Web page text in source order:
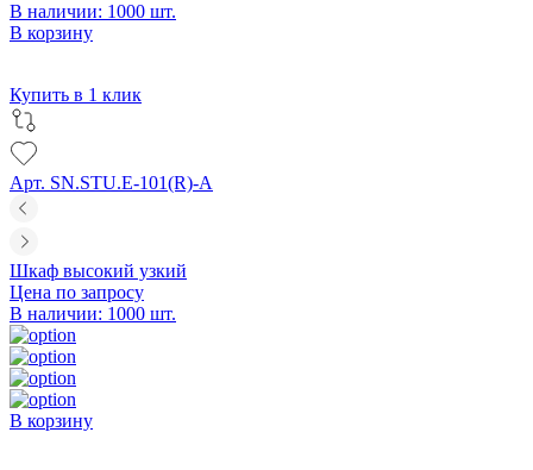
В наличии: 1000 шт.
В корзину
Купить в 1 клик
Арт. SN.STU.E-101(R)-A
Шкаф высокий узкий
Цена по запросу
В наличии: 1000 шт.
В корзину